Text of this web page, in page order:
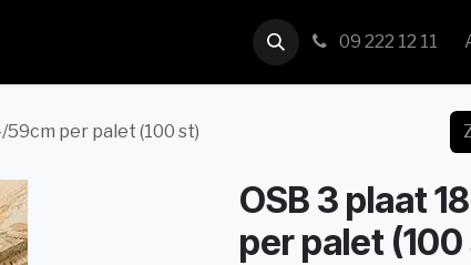
09 222 12 11
per palet (100 st)
OSB 3 plaat
per palet